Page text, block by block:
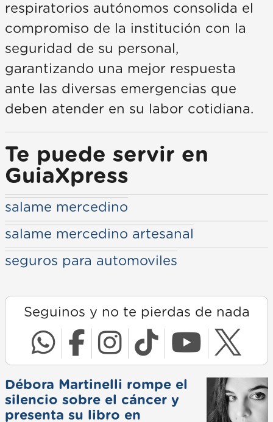
respiratorios autónomos consolida el
compromiso de la institución con la
seguridad de su personal,
garantizando una mejor respuesta
ante las diversas emergencias que
deben atender en su labor cotidiana.
Te puede servir en
GuiaXpress
salame mercedino
salame mercedino artesanal
seguros para automoviles
Seguinos y no te pierdas de nada
Débora Martinelli rompe el
silencio sobre el cáncer y
presenta su libro en